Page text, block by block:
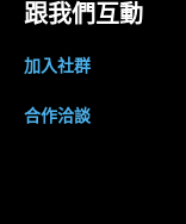
跟我們互動
加入社群
合作洽談